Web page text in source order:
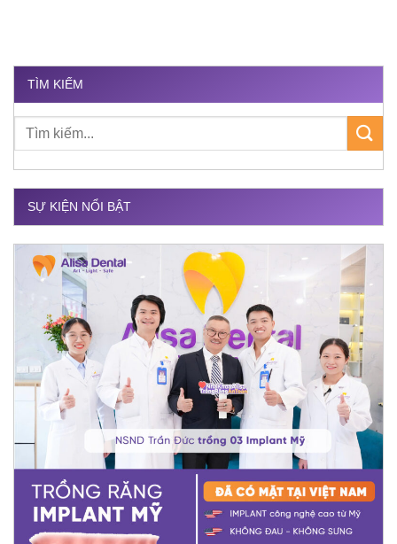
TÌM KIẾM
SỰ KIỆN NỔI BẬT